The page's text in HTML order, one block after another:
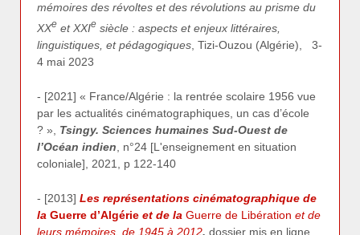
mémoires des révoltes et des révolutions au prisme du
XXe et XXIe siècle : aspects et enjeux littéraires,
linguistiques, et pédagogiques , Tizi-Ouzou (Algérie), 3-
4 mai 2023
- [2021] « France/Algérie : la rentrée scolaire 1956 vue
par les actualités cinématographiques, un cas d’école
? », Tsingy. Sciences humaines Sud-Ouest de
l’Océan indien , n°24 [L'enseignement en situation
coloniale], 2021, p 122-140
- [2013] Les représentations cinématographique de
la Guerre d’Algérie et de la Guerre de Libération et de
leurs mémoires, de 1945 à 2012, dossier mis en ligne